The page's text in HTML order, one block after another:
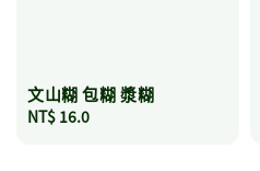
文山糊 包糊 漿糊
Regular
NT$ 16.0